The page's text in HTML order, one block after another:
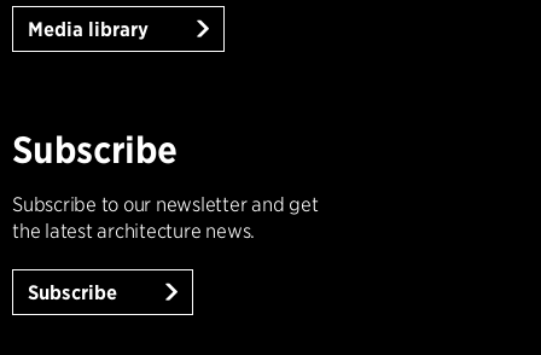
Media library
Subscribe
Subscribe to our newsletter and get
the latest architecture news.
Subscribe